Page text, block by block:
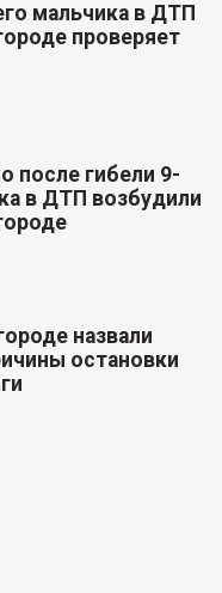
мальчика в ДТП
проверяет
после гибели 9-
в ДТП возбудили
назвали
остановки